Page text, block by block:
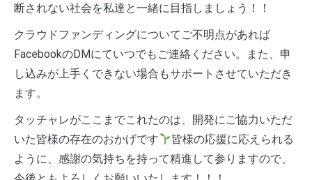
断されない社会を私達と一緒に目指しましょう！！
クラウドファンディングについてご不明点があれば
FacebookのDMにていつでもご連絡ください。また、申
し込みが上手くできない場合もサポートさせていただき
ます。
タッチャレがここまでこれたのは、開発にご協力いただ
いた皆様の存在のおかげです
皆様の応援に応えられる
ように、感謝の気持ちを持って精進して参りますので、